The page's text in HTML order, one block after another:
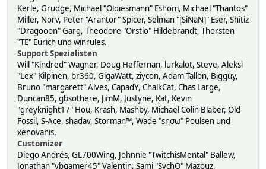
Kerle, Grudge, Michael "Oldiesmann" Eshom, Michael "Thantos"
Miller, Norv, Peter "Arantor" Spicer, Selman "[SiNaN]" Eser, Shitiz
"Dragooon" Garg, Theodore "Orstio" Hildebrandt, Thorsten
"TE" Eurich und winrules.
Support Spezialisten
Will "Kindred" Wagner, Doug Heffernan, lurkalot, Steve, Aleksi
"Lex" Kilpinen, br360, GigaWatt, ziycon, Adam Tallon, Bigguy,
Bruno "margarett" Alves, CapadY, ChalkCat, Chas Large,
Duncan85, gbsothere, JimM, Justyne, Kat, Kevin
"greyknight17" Hou, Krash, Mashby, Michael Colin Blaber, Old
Fossil, S-Ace, shadav, Storman™, Wade "sησω" Poulsen und
xenovanis.
Customizer
Diego Andrés, GL700Wing, Johnnie "TwitchisMental" Ballew,
Jonathan "vbgamer45" Valentin, Sami "SychO" Mazouz,